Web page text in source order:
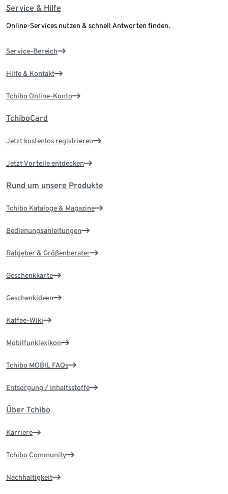
Service & Hilfe
Online-Services nutzen & schnell Antworten finden.
Service-Bereich
Hilfe & Kontakt
Tchibo Online-Konto
TchiboCard
Jetzt kostenlos registrieren
Jetzt Vorteile entdecken
Rund um unsere Produkte
Tchibo Kataloge & Magazine
Bedienungsanleitungen
Ratgeber & Größenberater
Geschenkkarte
Geschenkideen
Kaffee-Wiki
Mobilfunklexikon
Tchibo MOBIL FAQs
Entsorgung / Inhaltsstoffe
Über Tchibo
Karriere
Tchibo Community
Nachhaltigkeit